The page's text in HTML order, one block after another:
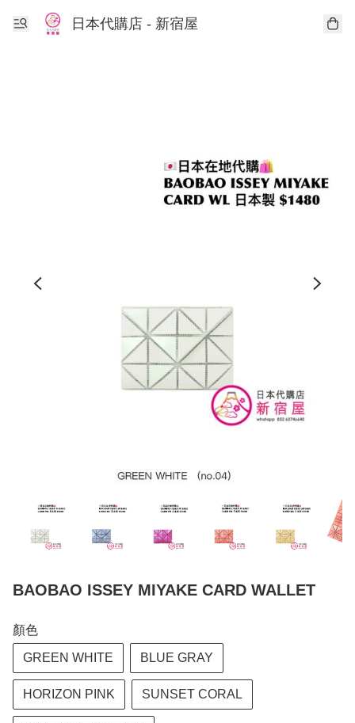
日本代購店 - 新宿屋
BAOBAO ISSEY MIYAKE CARD WALLET
顏色
GREEN WHITE BLUE GRAY
HORIZON PINK SUNSET CORAL